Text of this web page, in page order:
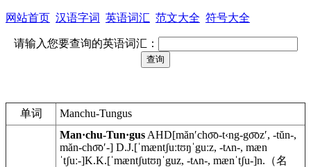
网站首页 汉语字词 英语词汇 范文大全 符号大全
请输入您要查询的英语词汇：
单词 Manchu-Tungus
Man·chu-Tun·gus AHD[mănʹcho͞o-t‹ng-go͞ozʹ, -tŭn-,
măn-cho͞o′-] D.J.[ˈmæntʃuːtʊŋˈguːz, -tʌn-, mæn
ˈtʃuː-]K.K.[ˈmæntʃutʊŋˈguz, -tʌn-, mænˈtʃu-]n. （名